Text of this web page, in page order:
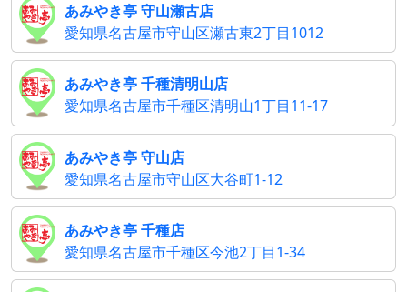
あみやき亭 守山瀬古店
愛知県名古屋市守山区瀬古東2丁目1012
あみやき亭 千種清明山店
愛知県名古屋市千種区清明山1丁目11-17
あみやき亭 守山店
愛知県名古屋市守山区大谷町1-12
あみやき亭 千種店
愛知県名古屋市千種区今池2丁目1-34